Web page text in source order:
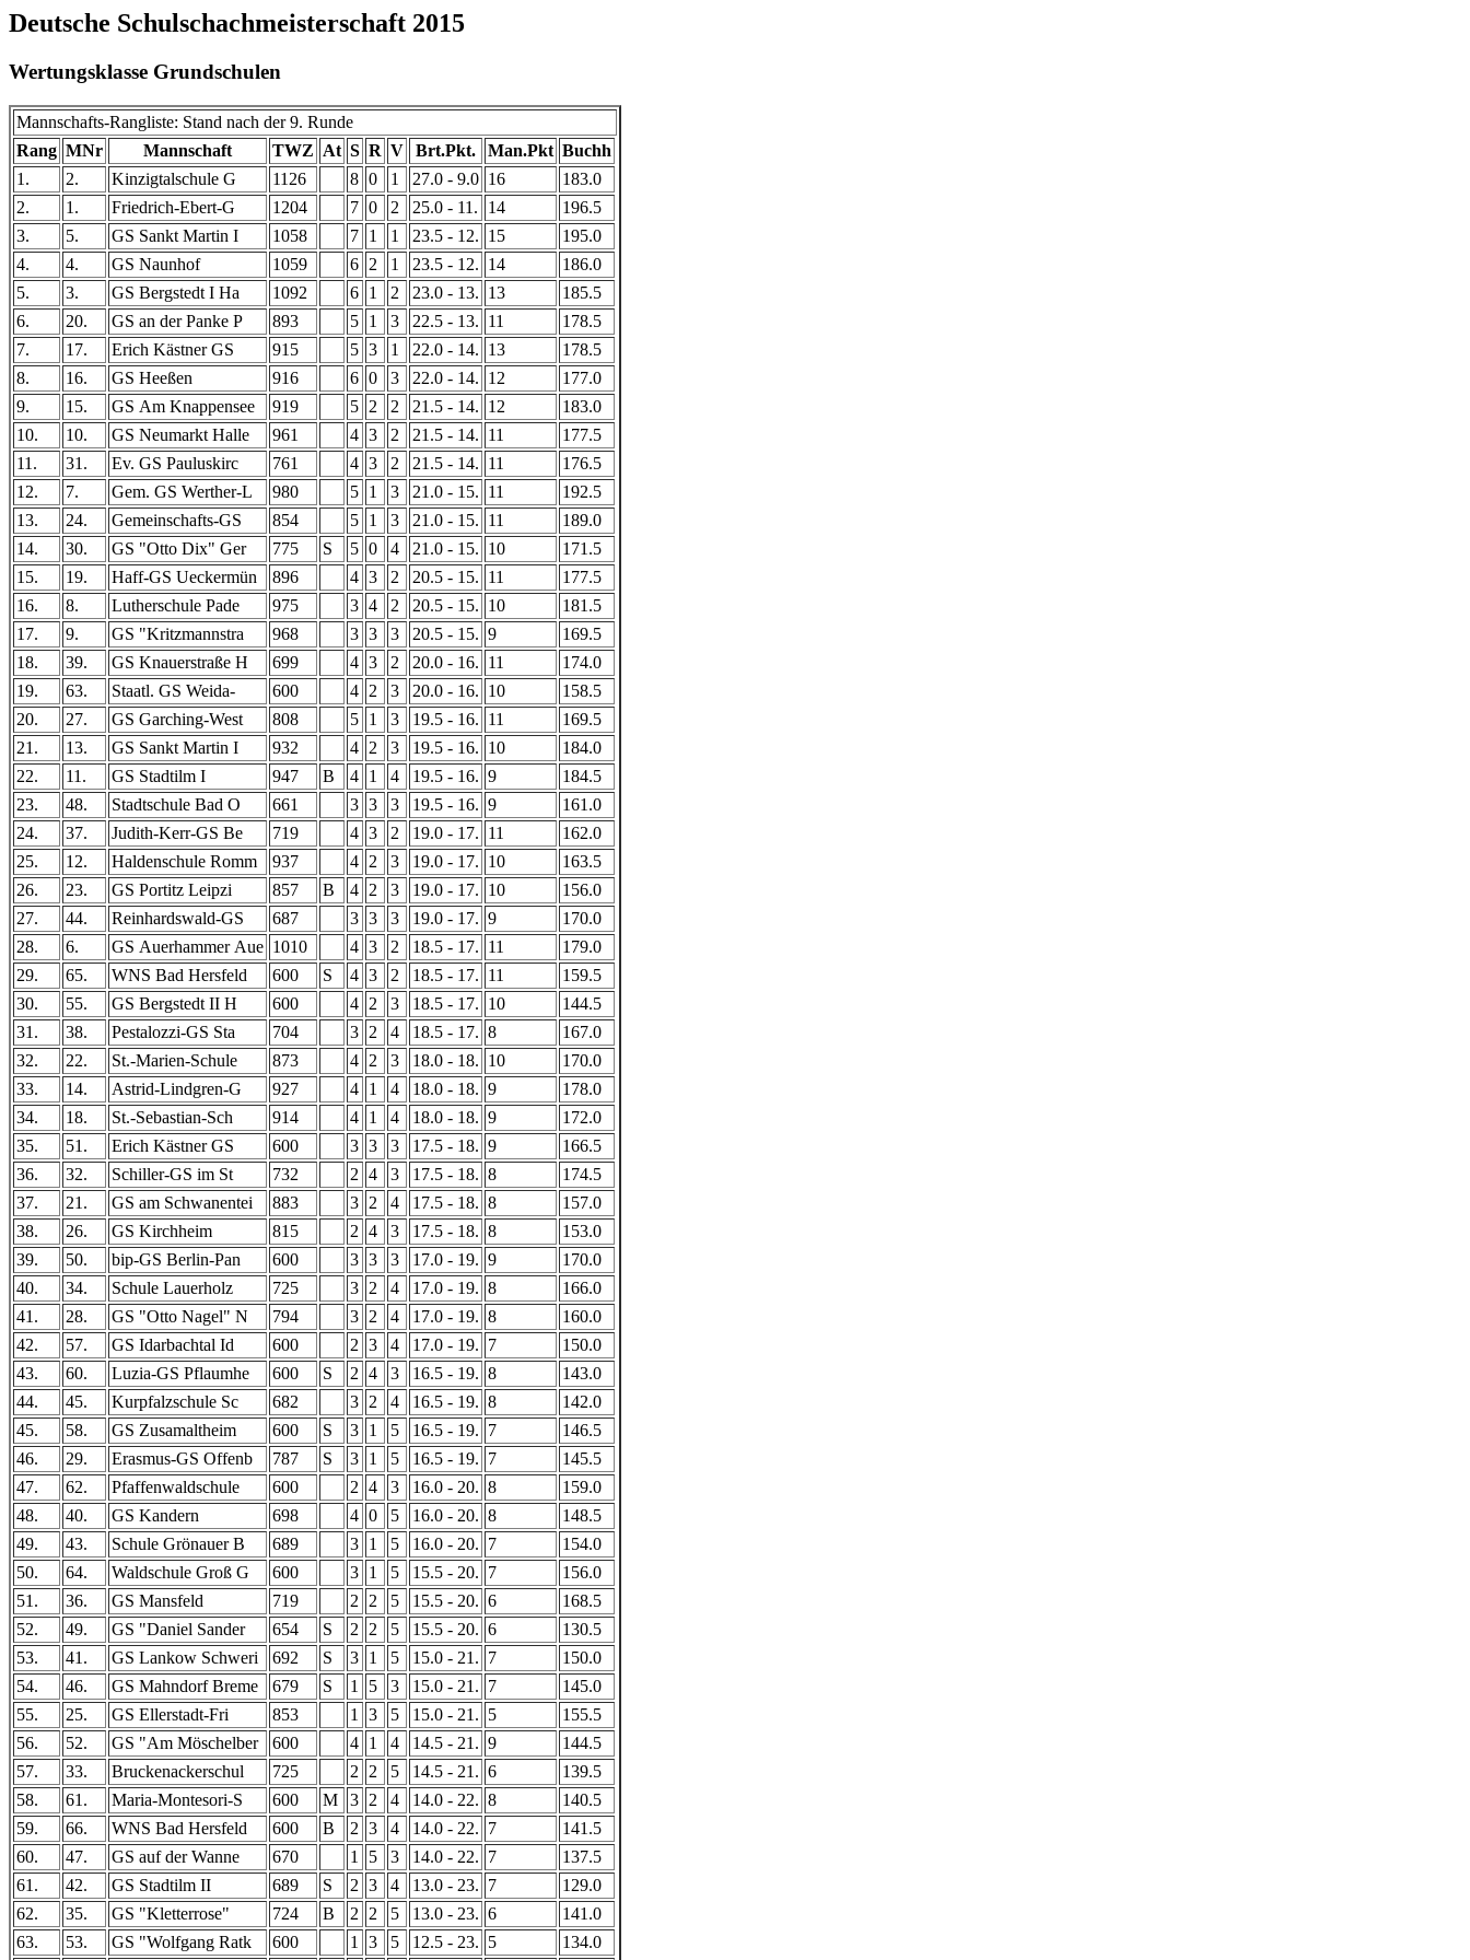
Deutsche Schulschachmeisterschaft 2015
Wertungsklasse Grundschulen
Mannschafts-Rangliste: Stand nach der 9. Runde
Rang MNr Mannschaft TWZ At S R V Brt.Pkt. Man.Pkt Buchh
1.
2. Kinzigtalschule G 1126 8 0 1 27.0 - 9.0 16
183.0
2.
1. Friedrich-Ebert-G 1204 7 0 2 25.0 - 11. 14
196.5
3.
5. GS Sankt Martin I 1058 7 1 1 23.5 - 12. 15
195.0
4.
4. GS Naunhof 1059 6 2 1 23.5 - 12. 14
186.0
5.
3. GS Bergstedt I Ha 1092 6 1 2 23.0 - 13. 13
185.5
6.
20. GS an der Panke P 893 5 1 3 22.5 - 13. 11
178.5
7.
17. Erich Kästner GS 915 5 3 1 22.0 - 14. 13
178.5
8.
16. GS Heeßen 916 6 0 3 22.0 - 14. 12
177.0
9.
15. GS Am Knappensee 919 5 2 2 21.5 - 14. 12
183.0
10.
10. GS Neumarkt Halle 961 4 3 2 21.5 - 14. 11
177.5
11.
31. Ev. GS Pauluskirc 761 4 3 2 21.5 - 14. 11
176.5
12.
7. Gem. GS Werther-L 980 5 1 3 21.0 - 15. 11
192.5
13.
24. Gemeinschafts-GS 854 5 1 3 21.0 - 15. 11
189.0
14.
30. GS "Otto Dix" Ger 775 S 5 0 4 21.0 - 15. 10
171.5
15.
19. Haff-GS Ueckermün 896 4 3 2 20.5 - 15. 11
177.5
16.
8. Lutherschule Pade 975 3 4 2 20.5 - 15. 10
181.5
17.
9. GS "Kritzmannstra 968 3 3 3 20.5 - 15. 9
169.5
18.
39. GS Knauerstraße H 699 4 3 2 20.0 - 16. 11
174.0
19.
63. Staatl. GS Weida- 600 4 2 3 20.0 - 16. 10
158.5
20.
27. GS Garching-West 808 5 1 3 19.5 - 16. 11
169.5
21.
13. GS Sankt Martin I 932 4 2 3 19.5 - 16. 10
184.0
22.
11. GS Stadtilm I 947 B 4 1 4 19.5 - 16. 9
184.5
23.
48. Stadtschule Bad O 661 3 3 3 19.5 - 16. 9
161.0
24.
37. Judith-Kerr-GS Be 719 4 3 2 19.0 - 17. 11
162.0
25.
12. Haldenschule Romm 937 4 2 3 19.0 - 17. 10
163.5
26.
23. GS Portitz Leipzi 857 B 4 2 3 19.0 - 17. 10
156.0
27.
44. Reinhardswald-GS 687 3 3 3 19.0 - 17. 9
170.0
28.
6. GS Auerhammer Aue 1010 4 3 2 18.5 - 17. 11
179.0
29.
65. WNS Bad Hersfeld 600 S 4 3 2 18.5 - 17. 11
159.5
30.
55. GS Bergstedt II H 600 4 2 3 18.5 - 17. 10
144.5
31.
38. Pestalozzi-GS Sta 704 3 2 4 18.5 - 17. 8
167.0
32.
22. St.-Marien-Schule 873 4 2 3 18.0 - 18. 10
170.0
33.
14. Astrid-Lindgren-G 927 4 1 4 18.0 - 18. 9
178.0
34.
18. St.-Sebastian-Sch 914 4 1 4 18.0 - 18. 9
172.0
35.
51. Erich Kästner GS 600 3 3 3 17.5 - 18. 9
166.5
36.
32. Schiller-GS im St 732 2 4 3 17.5 - 18. 8
174.5
37.
21. GS am Schwanentei 883 3 2 4 17.5 - 18. 8
157.0
38.
26. GS Kirchheim 815 2 4 3 17.5 - 18. 8
153.0
39.
50. bip-GS Berlin-Pan 600 3 3 3 17.0 - 19. 9
170.0
40.
34. Schule Lauerholz 725 3 2 4 17.0 - 19. 8
166.0
41.
28. GS "Otto Nagel" N 794 3 2 4 17.0 - 19. 8
160.0
42.
57. GS Idarbachtal Id 600 2 3 4 17.0 - 19. 7
150.0
43.
60. Luzia-GS Pflaumhe 600 S 2 4 3 16.5 - 19. 8
143.0
44.
45. Kurpfalzschule Sc 682 3 2 4 16.5 - 19. 8
142.0
45.
58. GS Zusamaltheim 600 S 3 1 5 16.5 - 19. 7
146.5
46.
29. Erasmus-GS Offenb 787 S 3 1 5 16.5 - 19. 7
145.5
47.
62. Pfaffenwaldschule 600 2 4 3 16.0 - 20. 8
159.0
48.
40. GS Kandern 698 4 0 5 16.0 - 20. 8
148.5
49.
43. Schule Grönauer B 689 3 1 5 16.0 - 20. 7
154.0
50.
64. Waldschule Groß G 600 3 1 5 15.5 - 20. 7
156.0
51.
36. GS Mansfeld 719 2 2 5 15.5 - 20. 6
168.5
52.
49. GS "Daniel Sander 654 S 2 2 5 15.5 - 20. 6
130.5
53.
41. GS Lankow Schweri 692 S 3 1 5 15.0 - 21. 7
150.0
54.
46. GS Mahndorf Breme 679 S 1 5 3 15.0 - 21. 7
145.0
55.
25. GS Ellerstadt-Fri 853 1 3 5 15.0 - 21. 5
155.5
56.
52. GS "Am Möschelber 600 4 1 4 14.5 - 21. 9
144.5
57.
33. Bruckenackerschul 725 2 2 5 14.5 - 21. 6
139.5
58.
61. Maria-Montesori-S 600 M 3 2 4 14.0 - 22. 8
140.5
59.
66. WNS Bad Hersfeld 600 B 2 3 4 14.0 - 22. 7
141.5
60.
47. GS auf der Wanne 670 1 5 3 14.0 - 22. 7
137.5
61.
42. GS Stadtilm II 689 S 2 3 4 13.0 - 23. 7
129.0
62.
35. GS "Kletterrose" 724 B 2 2 5 13.0 - 23. 6
141.0
63.
53. GS "Wolfgang Ratk 600 1 3 5 12.5 - 23. 5 134.0